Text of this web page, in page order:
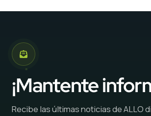
¡Mantente
Recibe las últimas noticias de ALLO